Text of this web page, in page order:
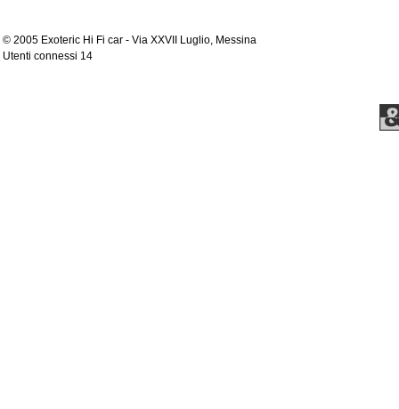
© 2005 Exoteric Hi Fi car - Via XXVII Luglio, Messina
Utenti connessi 14